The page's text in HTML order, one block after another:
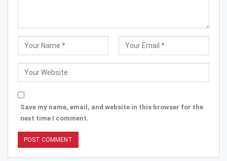
Save my name, email, and website in this browser for the
next time I comment.